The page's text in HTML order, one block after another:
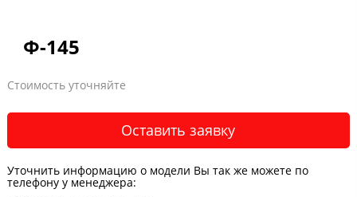
Ф-145
Стоимость уточняйте
Оставить заявку
Уточнить информацию о модели Вы так же можете по
телефону у менеджера: